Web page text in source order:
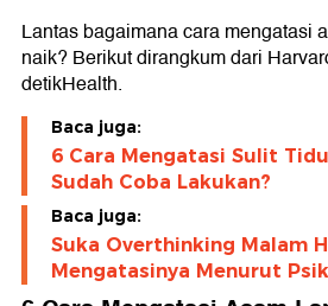
Lantas bagaimana cara mengatasi
naik? Berikut dirangkum dari
detikHealth.
Baca juga:
6 Cara Mengatasi Sulit
Sudah Coba Lakukan?
Baca juga:
Suka Overthinking Malam
Mengatasinya Menurut